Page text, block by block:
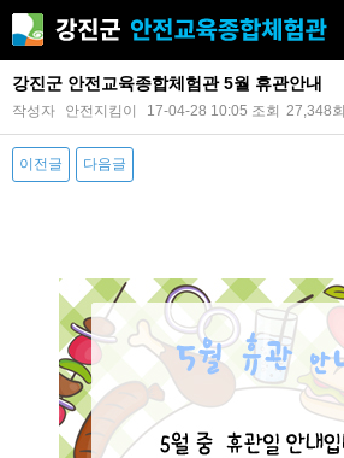
강진군 안전교육종합체험관 5월 휴관안내
작성자 안전지킴이 17-04-28 10:05 조회 27,348회
이전글 다음글